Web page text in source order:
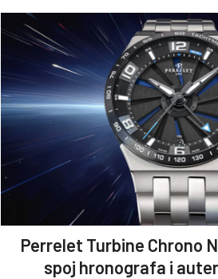
Perrelet Turbine Chrono
spoj hronografa i